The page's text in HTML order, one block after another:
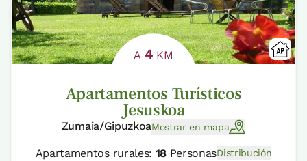
A 4 KM
Apartamentos Turísticos
Jesuskoa
Zumaia/GipuzkoaMostrar en mapa
Apartamentos rurales: 18 PersonasDistribución